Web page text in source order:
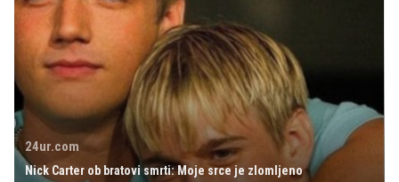
24ur.com
Nick Carter ob bratovi smrti: Moje srce je zlomljeno